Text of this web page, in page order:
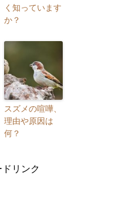
く知っています
か？
スズメの喧嘩、
理由や原因は
何？
リンク